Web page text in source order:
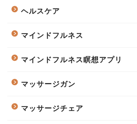
ヘルスケア
マインドフルネス
マインドフルネス瞑想アプリ
マッサージガン
マッサージチェア